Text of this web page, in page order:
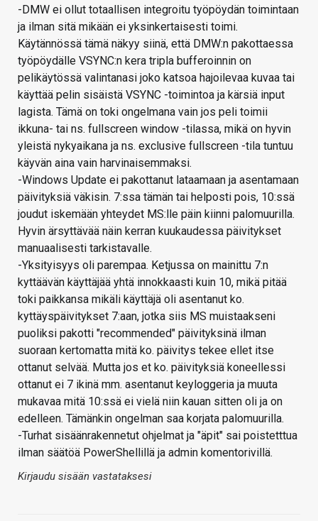
-DMW ei ollut totaallisen integroitu työpöydän toimintaan
ja ilman sitä mikään ei yksinkertaisesti toimi.
Käytännössä tämä näkyy siinä, että DMW:n pakottaessa
työpöydälle VSYNC:n kera tripla bufferoinnin on
pelikäytössä valintanasi joko katsoa hajoilevaa kuvaa tai
käyttää pelin sisäistä VSYNC -toimintoa ja kärsiä input
lagista. Tämä on toki ongelmana vain jos peli toimii
ikkuna- tai ns. fullscreen window -tilassa, mikä on hyvin
yleistä nykyaikana ja ns. exclusive fullscreen -tila tuntuu
käyvän aina vain harvinaisemmaksi.
-Windows Update ei pakottanut lataamaan ja asentamaan
päivityksiä väkisin. 7:ssa tämän tai helposti pois, 10:ssä
joudut iskemään yhteydet MS:lle päin kiinni palomuurilla.
Hyvin ärsyttävää näin kerran kuukaudessa päivitykset
manuaalisesti tarkistavalle.
-Yksityisyys oli parempaa. Ketjussa on mainittu 7:n
kyttäävän käyttäjää yhtä innokkaasti kuin 10, mikä pitää
toki paikkansa mikäli käyttäjä oli asentanut ko.
kyttäyspäivitykset 7:aan, jotka siis MS muistaakseni
puoliksi pakotti "recommended" päivityksinä ilman
suoraan kertomatta mitä ko. päivitys tekee ellet itse
ottanut selvää. Mutta jos et ko. päivityksiä koneellessi
ottanut ei 7 ikinä mm. asentanut keyloggeria ja muuta
mukavaa mitä 10:ssä ei vielä niin kauan sitten oli ja on
edelleen. Tämänkin ongelman saa korjata palomuurilla.
-Turhat sisäänrakennetut ohjelmat ja "äpit" sai poistetttua
ilman säätöä PowerShellillä ja admin komentorivillä.
Kirjaudu sisään vastataksesi